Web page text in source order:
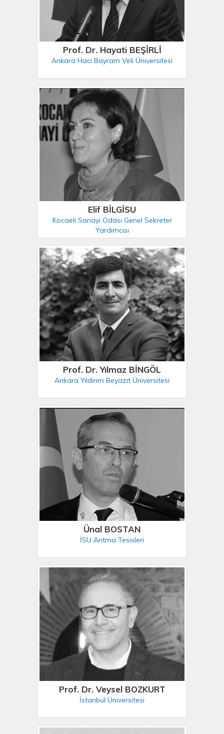
Prof. Dr. Hayati BEŞİRLİ
Ankara Hacı Bayram Veli Üniversitesi
Elif BİLGİSU
Kocaeli Sanayi Odası Genel Sekreter
Yardımcısı
Prof. Dr. Yılmaz BİNGÖL
Ankara Yıldırım Beyazıt Üniversitesi
Ünal BOSTAN
İSU Arıtma Tesisleri
Prof. Dr. Veysel BOZKURT
İstanbul Üniversitesi